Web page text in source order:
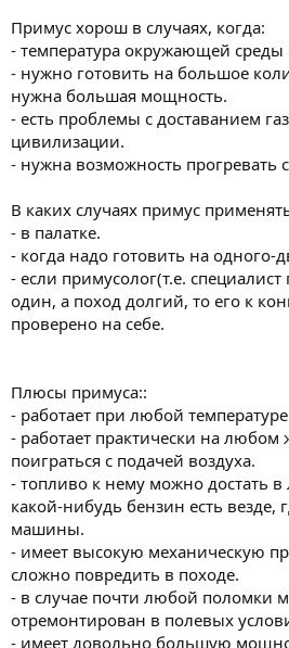
Примус хорош в случаях, когда:
- температура окружающей среды
- нужно готовить на большое
нужна большая мощность.
- есть проблемы с доставанием
цивилизации.
- нужна возможность прогревать
В каких случаях примус
- в палатке.
- когда надо готовить на одного-
- если примусолог(т.е.
один, а поход долгий, то его к
проверено на себе.
Плюсы примуса::
- работает при любой
- работает практически на
поиграться с подачей воздуха.
- топливо к нему можно достать
какой-нибудь бензин есть везде,
машины.
- имеет высокую механическую
сложно повредить в походе.
- в случае почти любой поломки
отремонтирован в полевых
- имеет довольно большую